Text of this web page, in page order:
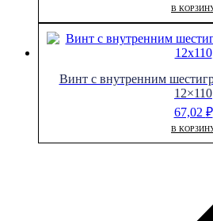
В
Винт с внутренним
12×110
67,02 ₽
В